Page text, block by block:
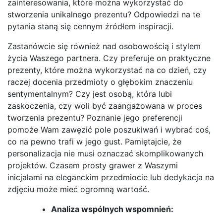
zainteresowania, które można wykorzystać do
stworzenia unikalnego prezentu? Odpowiedzi na te
pytania staną się cennym źródłem inspiracji.
Zastanówcie się również nad osobowością i stylem
życia Waszego partnera. Czy preferuje on praktyczne
prezenty, które można wykorzystać na co dzień, czy
raczej docenia przedmioty o głębokim znaczeniu
sentymentalnym? Czy jest osobą, która lubi
zaskoczenia, czy woli być zaangażowana w proces
tworzenia prezentu? Poznanie jego preferencji
pomoże Wam zawęzić pole poszukiwań i wybrać coś,
co na pewno trafi w jego gust. Pamiętajcie, że
personalizacja nie musi oznaczać skomplikowanych
projektów. Czasem prosty grawer z Waszymi
inicjałami na eleganckim przedmiocie lub dedykacja na
zdjęciu może mieć ogromną wartość.
Analiza wspólnych wspomnień: